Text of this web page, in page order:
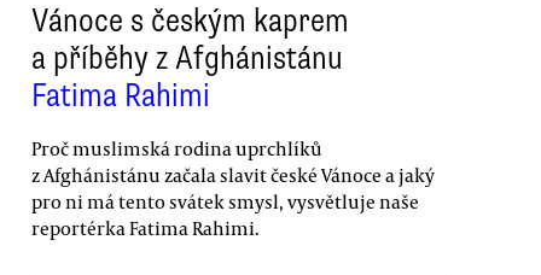
Vánoce s českým kaprem
a příběhy z Afghánistánu
Fatima Rahimi
Proč muslimská rodina uprchlíků
z Afghánistánu začala slavit české Vánoce a jaký
pro ni má tento svátek smysl, vysvětluje naše
reportérka Fatima Rahimi.